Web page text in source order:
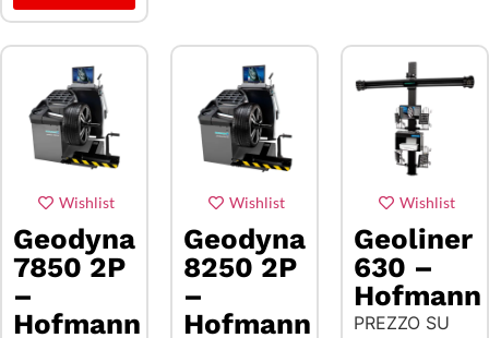
Wishlist
Geodyna
7850 2P
–
Hofmann
Wishlist
Geodyna
8250 2P
–
Hofmann
Wishlist
Geoliner
630 –
Hofmann
PREZZO SU